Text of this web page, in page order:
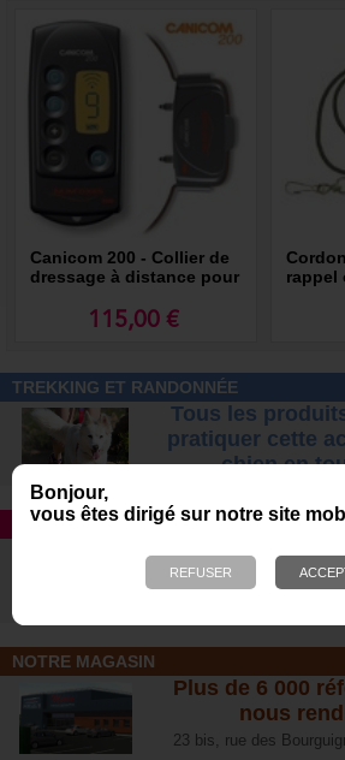
Bonjour,
vous êtes dirigé sur notre site
Canicom 200 - Collier de
dressage à distance pour
Num’axes115,00 €
rappel
TREKKING ET RANDONNÉE
Tous les
pratiquer cette
chienen
TAPIS ROULANT
Avec DOG
Le n°1 des
Morin, distributeur
NOTRE MAGASIN
Plus de 6 000
nous
23 bis, rue des